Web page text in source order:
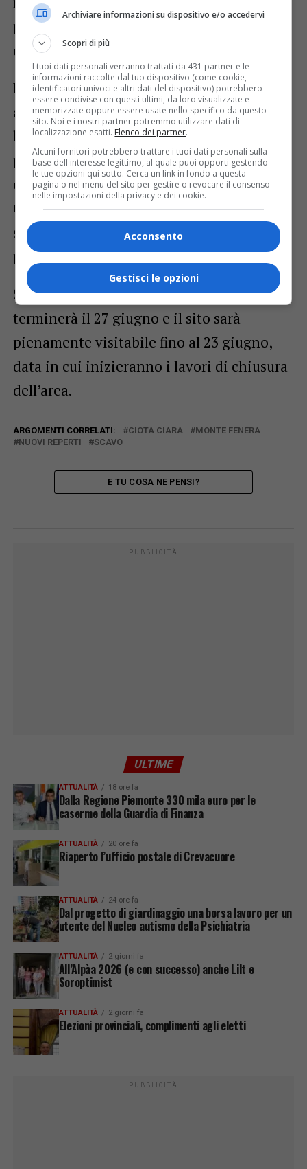
protettivi) per vedere quali erano le abilità
degli antichi.
La campagna del 2026 vedrà un ulteriore
ampliamento dell’area di scavo con
l’obiettivo di approfondire l’indagine
proprio sui livelli archeologici che
custodiscono questi interessanti resti.
Chiunque fosse interessato a visitare lo
scavo può farlo contattandoci tramite la
pagina Facebook Ciota Ciara.
Si ricorda che la campagna di scavo
terminerà il 27 giugno e il sito sarà
pienamente visitabile fino al 23 giugno,
data in cui inizieranno i lavori di chiusura
dell’area.
ARGOMENTI CORRELATI: CIOTA CIARA
MONTE FENERA
NUOVI REPERTI
SCAVO
E TU COSA NE PENSI?
PUBBLICITÀ
ULTIME
ATTUALITÀ 18 ore fa
Dalla Regione Piemonte 330 mila euro per le
caserme della Guardia di Finanza
ATTUALITÀ 20 ore fa
Riaperto l’ufficio postale di Crevacuore
ATTUALITÀ 24 ore fa
Dal progetto di giardinaggio una borsa lavoro per un
utente del Nucleo autismo della Psichiatria
ATTUALITÀ 2 giorni fa
All’Alpàa 2026 (e con successo) anche Lilt e
Soroptimist
ATTUALITÀ 2 giorni fa
Elezioni provinciali, complimenti agli eletti
PUBBLICITÀ
Archiviare informazioni su dispositivo e/o accedervi
Scopri di più
I tuoi dati personali verranno trattati da 431 partner e le
informazioni raccolte dal tuo dispositivo (come cookie,
identificatori univoci e altri dati del dispositivo) potrebbero
essere condivise con questi ultimi, da loro visualizzate e
memorizzate oppure essere usate nello specifico da questo
sito. Noi e i nostri partner potremmo utilizzare dati di
localizzazione esatti. Elenco dei partner.
Alcuni fornitori potrebbero trattare i tuoi dati personali sulla
base dell'interesse legittimo, al quale puoi opporti gestendo
le tue opzioni qui sotto. Cerca un link in fondo a questa
pagina o nel menu del sito per gestire o revocare il consenso
nelle impostazioni della privacy e dei cookie.
Acconsento
Gestisci le opzioni